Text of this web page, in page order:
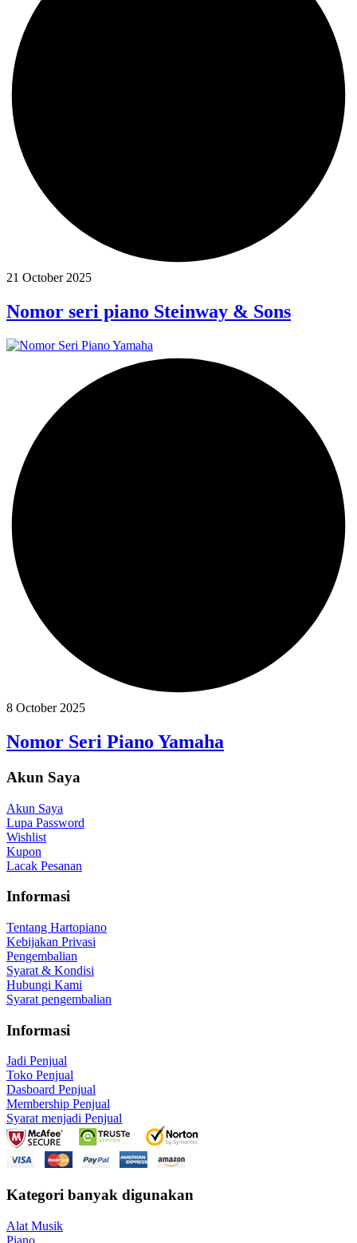
21 October 2025
Nomor seri piano Steinway & Sons
8 October 2025
Nomor Seri Piano Yamaha
Akun Saya
Akun Saya
Lupa Password
Wishlist
Kupon
Lacak Pesanan
Informasi
Tentang Hartopiano
Kebijakan Privasi
Pengembalian
Syarat & Kondisi
Hubungi Kami
Syarat pengembalian
Informasi
Jadi Penjual
Toko Penjual
Dasboard Penjual
Membership Penjual
Syarat menjadi Penjual
Kategori banyak digunakan
Alat Musik
Piano